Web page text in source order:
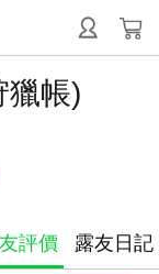
獵帳)
評價 露友日記